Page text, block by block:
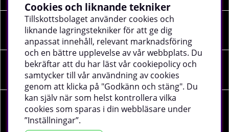
Sociala medier
Företagsuppgifter
Cookies och liknande tekniker
Tillskottsbolaget använder cookies och
liknande lagringstekniker för att ge dig
anpassat innehåll, relevant marknadsföring
och en bättre upplevelse av vår webbplats. Du
bekräftar att du har läst vår cookiepolicy och
samtycker till vår användning av cookies
genom att klicka på "Godkänn och stäng". Du
kan själv när som helst kontrollera vilka
cookies som sparas i din webbläsare under
”Inställningar”.